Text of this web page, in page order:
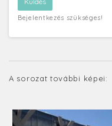
Bejelentkezés szükséges!
A sorozat további képei: